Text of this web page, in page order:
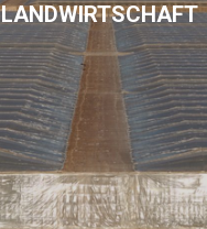
LANDWIRTSCHAFT